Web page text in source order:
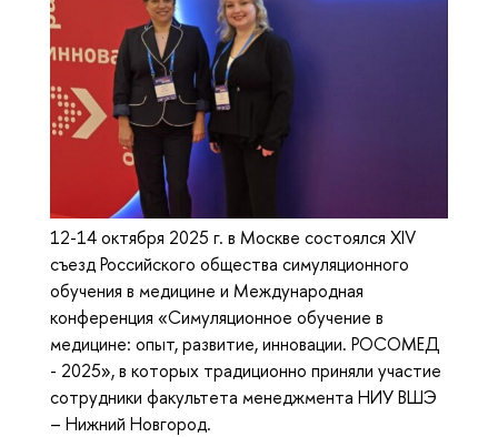
12-14 октября 2025 г. в Москве состоялся XIV
съезд Российского общества симуляционного
обучения в медицине и Международная
конференция «Симуляционное обучение в
медицине: опыт, развитие, инновации. РОСОМЕД
- 2025», в которых традиционно приняли участие
сотрудники факультета менеджмента НИУ ВШЭ
– Нижний Новгород.